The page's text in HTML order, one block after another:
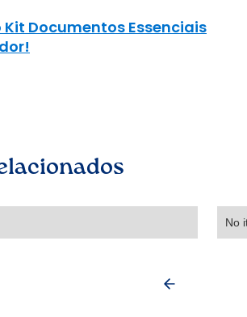
Kit Documentos Essenciais
No